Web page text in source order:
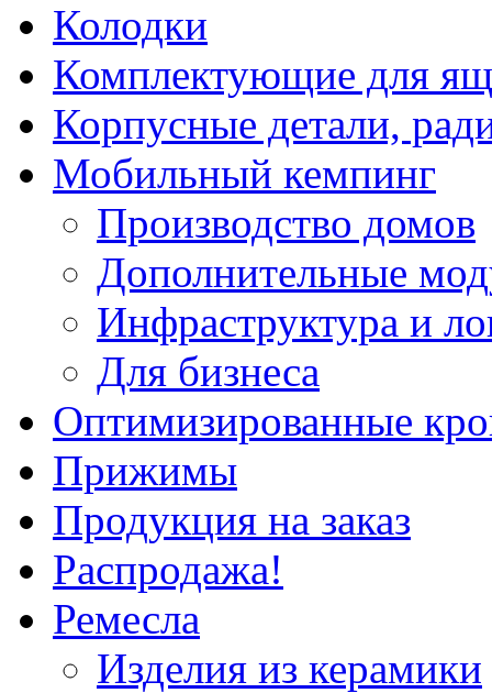
Колодки
Комплектующие для
Корпусные детали,
Мобильный кемпинг
Производство домов
Дополнительные
Инфраструктура и
Для бизнеса
Оптимизированные
Прижимы
Продукция на заказ
Распродажа!
Ремесла
Изделия из керамики